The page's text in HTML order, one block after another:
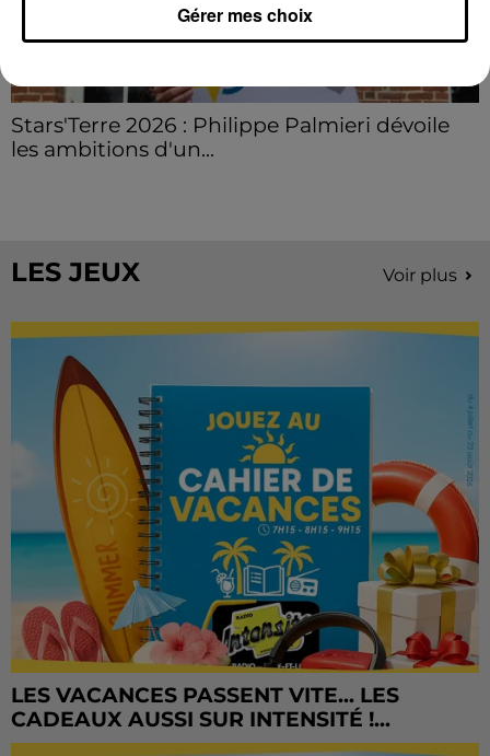
Stars'Terre 2026 : Philippe Palmieri dévoile
les ambitions d'un...
LES JEUX Voir plus
LES VACANCES PASSENT VITE... LES
CADEAUX AUSSI SUR INTENSITÉ !...
Gérer mes choix